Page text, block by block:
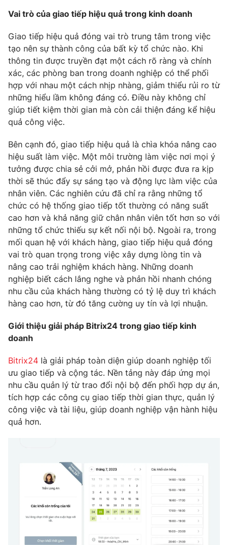
Thị trường
Góc doanh nghiệp
Truyền hình
Phim VTV
Hậu trường
Nhân vật
Khán giả
Giải trí
Điện ảnh
Âm nhạc
Sao
Đời sống
Du lịch
Chất lượng cuộc sống
Giáo dục
Tuyển sinh
Học trực tuyến
Công nghệ
Hitech Công nghệ tương lai
Sản phẩm
Thị trường
Tư vấn
Giao lưu trực tuyến
Lịch phát sóng
Chuyên mục khác
Emagazine Podcast
Photo Infographic
Video Shorts video
VTV Money VTV Thể thao
VTV Sức khoẻ Bất động sản
Thị trường 24h Tấm lòng Việt
VTV8
Liên hệ tòa soạn English
Vai trò của giao tiếp hiệu quả trong kinh doanh
Giao tiếp hiệu quả đóng vai trò trung tâm trong việc
tạo nên sự thành công của bất kỳ tổ chức nào. Khi
thông tin được truyền đạt một cách rõ ràng và chính
xác, các phòng ban trong doanh nghiệp có thể phối
hợp với nhau một cách nhịp nhàng, giảm thiểu rủi ro từ
những hiểu lầm không đáng có. Điều này không chỉ
giúp tiết kiệm thời gian mà còn cải thiện đáng kể hiệu
quả công việc.
Bên cạnh đó, giao tiếp hiệu quả là chìa khóa nâng cao
hiệu suất làm việc. Một môi trường làm việc nơi mọi ý
tưởng được chia sẻ cởi mở, phản hồi được đưa ra kịp
thời sẽ thúc đẩy sự sáng tạo và động lực làm việc của
nhân viên. Các nghiên cứu đã chỉ ra rằng những tổ
chức có hệ thống giao tiếp tốt thường có năng suất
cao hơn và khả năng giữ chân nhân viên tốt hơn so với
những tổ chức thiếu sự kết nối nội bộ. Ngoài ra, trong
mối quan hệ với khách hàng, giao tiếp hiệu quả đóng
vai trò quan trọng trong việc xây dựng lòng tin và
nâng cao trải nghiệm khách hàng. Những doanh
nghiệp biết cách lắng nghe và phản hồi nhanh chóng
nhu cầu của khách hàng thường có tỷ lệ duy trì khách
hàng cao hơn, từ đó tăng cường uy tín và lợi nhuận.
Giới thiệu giải pháp Bitrix24 trong giao tiếp kinh
doanh
Bitrix24 là giải pháp toàn diện giúp doanh nghiệp tối
ưu giao tiếp và cộng tác. Nền tảng này đáp ứng mọi
nhu cầu quản lý từ trao đổi nội bộ đến phối hợp dự án,
tích hợp các công cụ giao tiếp thời gian thực, quản lý
công việc và tài liệu, giúp doanh nghiệp vận hành hiệu
quả hơn.